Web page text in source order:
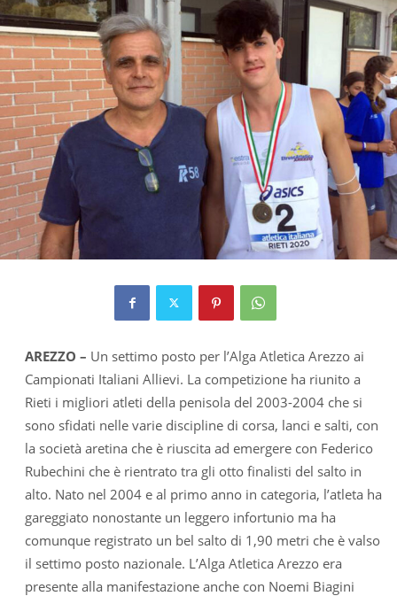
AREZZO – Un settimo posto per l’Alga Atletica Arezzo ai
Campionati Italiani Allievi. La competizione ha riunito a
Rieti i migliori atleti della penisola del 2003-2004 che si
sono sfidati nelle varie discipline di corsa, lanci e salti, con
la società aretina che è riuscita ad emergere con Federico
Rubechini che è rientrato tra gli otto finalisti del salto in
alto. Nato nel 2004 e al primo anno in categoria, l’atleta ha
gareggiato nonostante un leggero infortunio ma ha
comunque registrato un bel salto di 1,90 metri che è valso
il settimo posto nazionale. L’Alga Atletica Arezzo era
presente alla manifestazione anche con Noemi Biagini